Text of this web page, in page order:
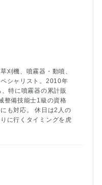
刈機、噴霧器・動噴、
シャリスト。2010年
特に噴霧器の累計販
整備技能士1級の資格
も対応。 休日は2人の
に行くタイミングを虎